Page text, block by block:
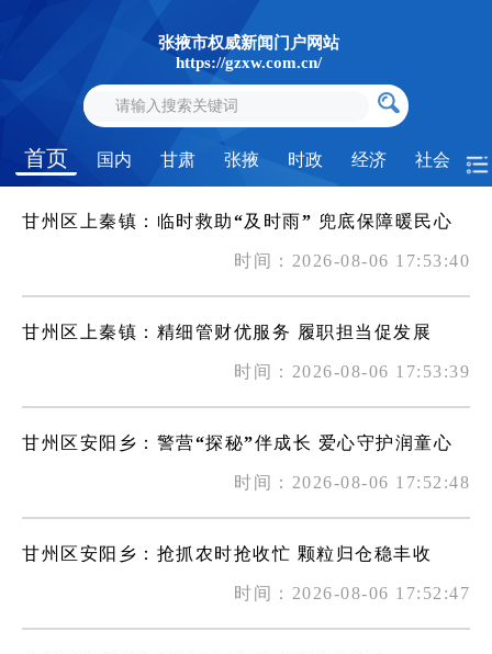
张掖市权威新闻门户网站
https://gzxw.com.cn/
首页 国内 甘肃 张掖 时政 经济 社会
甘州区上秦镇：临时救助“及时雨” 兜底保障暖民心
时间：2026-08-06 17:53:40
甘州区上秦镇：精细管财优服务 履职担当促发展
时间：2026-08-06 17:53:39
甘州区安阳乡：警营“探秘”伴成长 爱心守护润童心
时间：2026-08-06 17:52:48
甘州区安阳乡：抢抓农时抢收忙 颗粒归仓稳丰收
时间：2026-08-06 17:52:47